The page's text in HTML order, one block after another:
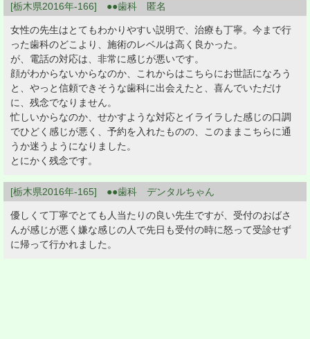
[栃木県2016年-166] ●●歯科 匿名
女性の先生はとてもわかりやすい説明で、治療も丁寧。今まで行
った歯科のどこより、施術のレベルは高く良かった。
が、電話の対応は、非常に感じが悪いです。
顔がわからないからなのか、これからはこちらにお世話になろう
と、やっと信頼できそうな歯科に出会えたと、喜んでいただけ
に、残念でなりません。
忙しいからなのか、せかすような対応とイライラした感じの口調
でひどく感じが悪く、予約を入れたものの、このままこちらに通
うか迷うようになりました。
とにかく残念です。
[栃木県2016年-165] ●●歯科 デンタルちゃん
優しくて丁寧でとても人当たりの良い先生ですが、受付のおばさ
んが感じが悪く嫌な感じの人で先日も受付の時に怒って受診せず
に帰って行かれました。